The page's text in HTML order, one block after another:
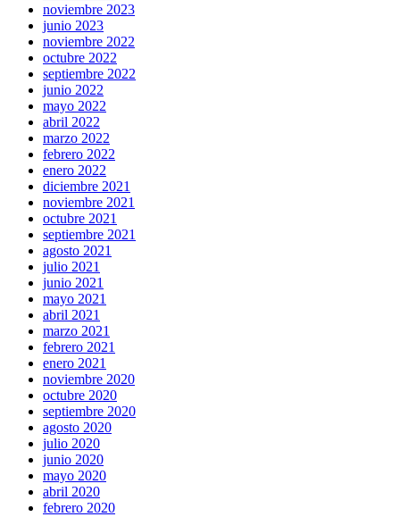
noviembre 2023
junio 2023
noviembre 2022
octubre 2022
septiembre 2022
junio 2022
mayo 2022
abril 2022
marzo 2022
febrero 2022
enero 2022
diciembre 2021
noviembre 2021
octubre 2021
septiembre 2021
agosto 2021
julio 2021
junio 2021
mayo 2021
abril 2021
marzo 2021
febrero 2021
enero 2021
noviembre 2020
octubre 2020
septiembre 2020
agosto 2020
julio 2020
junio 2020
mayo 2020
abril 2020
febrero 2020